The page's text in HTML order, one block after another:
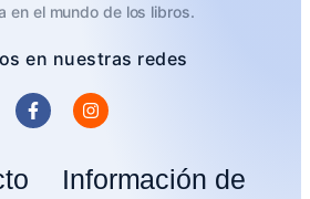
en el mundo de los libros.
en nuestras redes
Información de